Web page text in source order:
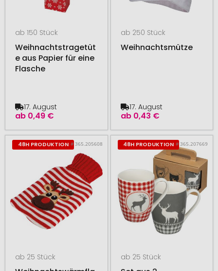
ab 150 Stück
Weihnachtstragetüt
e aus Papier für eine
Flasche
ab 0,49 €
17. August
ab 250 Stück
Weihnachtsmütze
ab 0,43 €
17. August
48H PRODUKTION # 365.205608
ab 25 Stück
48H PRODUKTION # 365.207669
ab 25 Stück